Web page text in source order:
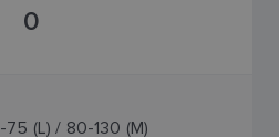
0
(L) / 80-130 (M)